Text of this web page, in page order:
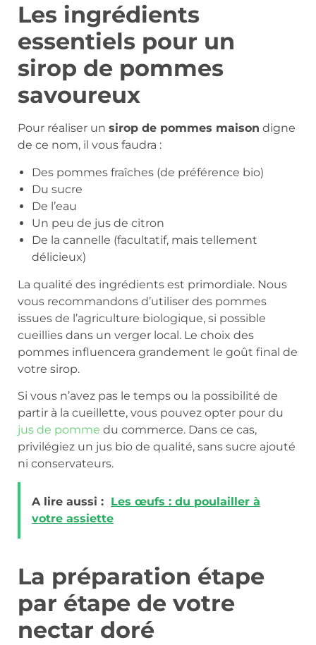
Les ingrédients
essentiels pour un
sirop de pommes
savoureux
Pour réaliser un sirop de pommes maison digne
de ce nom, il vous faudra :
Des pommes fraîches (de préférence bio)
Du sucre
De l’eau
Un peu de jus de citron
De la cannelle (facultatif, mais tellement
délicieux)
La qualité des ingrédients est primordiale. Nous
vous recommandons d’utiliser des pommes
issues de l’agriculture biologique, si possible
cueillies dans un verger local. Le choix des
pommes influencera grandement le goût final de
votre sirop.
Si vous n’avez pas le temps ou la possibilité de
partir à la cueillette, vous pouvez opter pour du
jus de pomme du commerce. Dans ce cas,
privilégiez un jus bio de qualité, sans sucre ajouté
ni conservateurs.
A lire aussi : Les œufs : du poulailler à
votre assiette
La préparation étape
par étape de votre
nectar doré